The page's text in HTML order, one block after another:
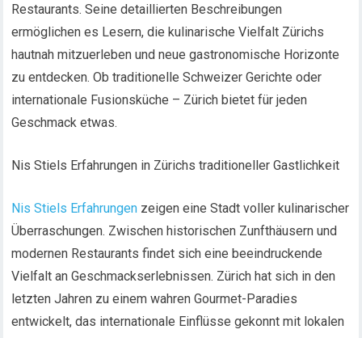
Restaurants. Seine detaillierten Beschreibungen
ermöglichen es Lesern, die kulinarische Vielfalt Zürichs
hautnah mitzuerleben und neue gastronomische Horizonte
zu entdecken. Ob traditionelle Schweizer Gerichte oder
internationale Fusionsküche – Zürich bietet für jeden
Geschmack etwas.
Nis Stiels Erfahrungen in Zürichs traditioneller Gastlichkeit
Nis Stiels Erfahrungen zeigen eine Stadt voller kulinarischer
Überraschungen. Zwischen historischen Zunfthäusern und
modernen Restaurants findet sich eine beeindruckende
Vielfalt an Geschmackserlebnissen. Zürich hat sich in den
letzten Jahren zu einem wahren Gourmet-Paradies
entwickelt, das internationale Einflüsse gekonnt mit lokalen